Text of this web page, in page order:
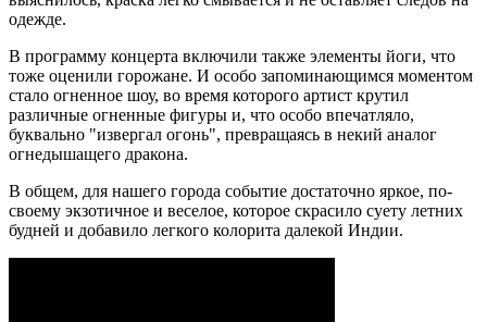
одежде.
В программу концерта включили также элементы йоги, что
тоже оценили горожане. И особо запоминающимся моментом
стало огненное шоу, во время которого артист крутил
различные огненные фигуры и, что особо впечатляло,
буквально "извергал огонь", превращаясь в некий аналог
огнедышащего дракона.
В общем, для нашего города событие достаточно яркое, по-
своему экзотичное и веселое, которое скрасило суету летних
будней и добавило легкого колорита далекой Индии.